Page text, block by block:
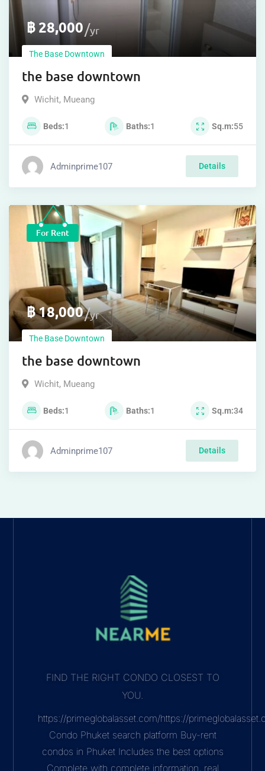
฿28,000 yr
The Base Downtown
the base downtown
Wichit, Mueang
Beds 1 Baths 1 Sq.m 55
Adminprime107 Details
For Rent
฿18,000 yr
The Base Downtown
the base downtown
Wichit, Mueang
Beds 1 Baths 1 Sq.m 34
Adminprime107 Details
FIND THE RIGHT CONDO CLOSEST TO
YOU.
https://primeglobalasset.com/https://
Condo Phuket search platform Buy-rent
condos in Phuket Includes the best options
Complete with complete information, real